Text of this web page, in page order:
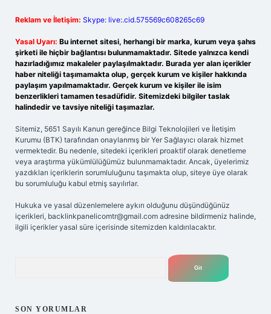
Reklam ve İletişim: Skype: live:.cid.575569c608265c69
Yasal Uyarı: Bu internet sitesi, herhangi bir marka, kurum veya şahıs
şirketi ile hiçbir bağlantısı bulunmamaktadır. Sitede yalnızca kendi
hazırladığımız makaleler paylaşılmaktadır. Burada yer alan içerikler
haber niteliği taşımamakta olup, gerçek kurum ve kişiler hakkında
paylaşım yapılmamaktadır. Gerçek kurum ve kişiler ile isim
benzerlikleri tamamen tesadüfidir. Sitemizdeki bilgiler taslak
halindedir ve tavsiye niteliği taşımazlar.
Sitemiz, 5651 Sayılı Kanun gereğince Bilgi Teknolojileri ve İletişim
Kurumu (BTK) tarafından onaylanmış bir Yer Sağlayıcı olarak hizmet
vermektedir. Bu nedenle, sitedeki içerikleri proaktif olarak denetleme
veya araştırma yükümlülüğümüz bulunmamaktadır. Ancak, üyelerimiz
yazdıkları içeriklerin sorumluluğunu taşımakta olup, siteye üye olarak
bu sorumluluğu kabul etmiş sayılırlar.
Hukuka ve yasal düzenlemelere aykırı olduğunu düşündüğünüz
içerikleri, backlinkpanelicomtr@gmail.com adresine bildirmeniz halinde,
ilgili içerikler yasal süre içerisinde sitemizden kaldırılacaktır.
SON YORUMLAR